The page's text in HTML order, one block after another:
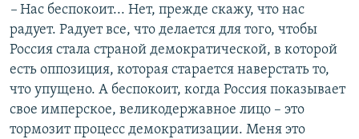
– Нас беспокоит... Нет, прежде скажу, что нас
радует. Радует все, что делается для того, чтобы
Россия стала страной демократической, в которой
есть оппозиция, которая старается наверстать то,
что упущено. А беспокоит, когда Россия показывает
свое имперское, великодержавное лицо – это
тормозит процесс демократизации. Меня это